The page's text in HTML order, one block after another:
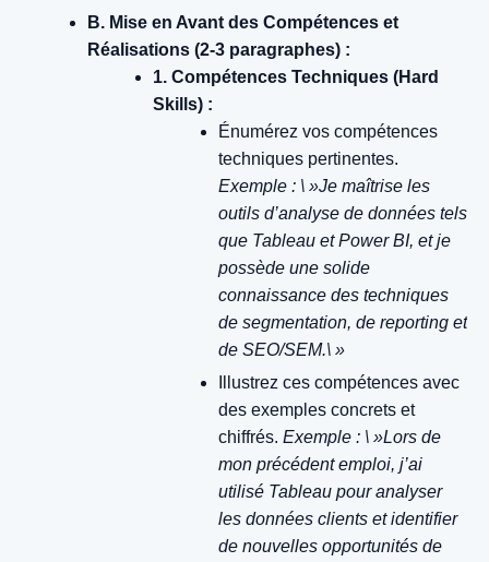
B. Mise en Avant des Compétences et
Réalisations (2-3 paragraphes) :
1. Compétences Techniques (Hard
Skills) :
Énumérez vos compétences
techniques pertinentes.
Exemple : \ »Je maîtrise les
outils d’analyse de données tels
que Tableau et Power BI, et je
possède une solide
connaissance des techniques
de segmentation, de reporting et
de SEO/SEM.\ »
Illustrez ces compétences avec
des exemples concrets et
chiffrés. Exemple : \ »Lors de
mon précédent emploi, j’ai
utilisé Tableau pour analyser
les données clients et identifier
de nouvelles opportunités de